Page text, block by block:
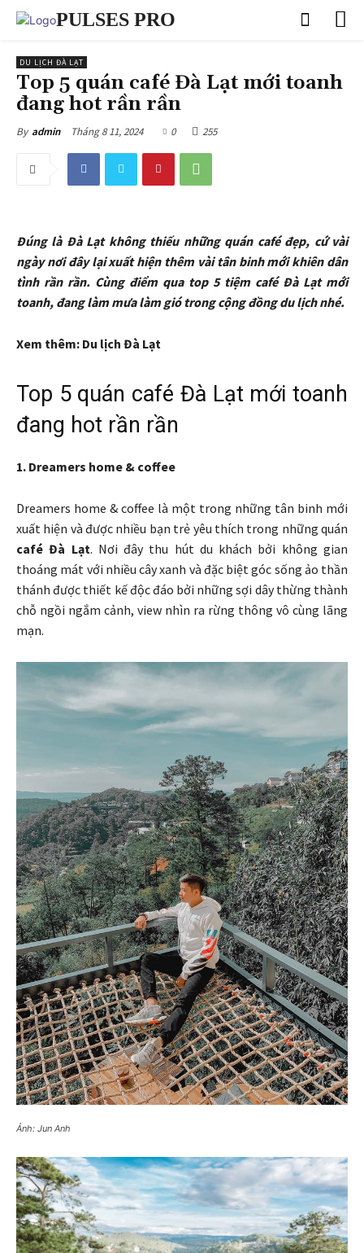
PULSES PRO
DU LỊCH ĐÀ LẠT
Top 5 quán café Đà Lạt mới toanh
đang hot rần rần
By admin Tháng 8 11, 2024 0 255
Đúng là Đà Lạt không thiếu những quán café đẹp, cứ vài
ngày nơi đây lại xuất hiện thêm vài tân binh mới khiên dân
tình rần rần. Cùng điểm qua top 5 tiệm café Đà Lạt mới
toanh, đang làm mưa làm gió trong cộng đồng du lịch nhé.
Xem thêm: Du lịch Đà Lạt
Top 5 quán café Đà Lạt mới toanh
đang hot rần rần
1. Dreamers home & coffee
Dreamers home & coffee là một trong những tân binh mới
xuất hiện và được nhiều bạn trẻ yêu thích trong những quán
café Đà Lạt. Nơi đây thu hút du khách bởi không gian
thoáng mát với nhiều cây xanh và đặc biệt góc sống ảo thần
thánh được thiết kế độc đáo bởi những sợi dây thừng thành
chỗ ngồi ngắm cảnh, view nhìn ra rừng thông vô cùng lãng
mạn.
Ảnh: Jun Anh